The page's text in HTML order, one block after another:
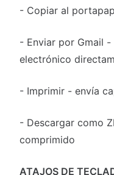
- Copiar al
- Enviar por Gmail
electrónico
- Imprimir - envía
- Descargar como
comprimido
️ATAJOS DE